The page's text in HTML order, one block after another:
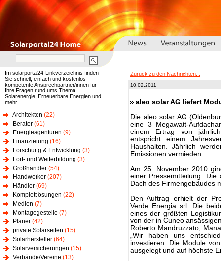
Im solarportal24-Linkverzeichnis finden
Sie schnell, einfach und kostenlos
kompetente Ansprechpartner/innen für
Ihre Fragen rund ums Thema
Solarenergie, Erneuerbare Energien und
mehr.
Architekten (22)
Berater (61)
Energieagenturen (9)
Finanzierung (16)
Forschung & Entwicklung (3)
Fort- und Weiterbildung (3)
Großhändler (54)
Handwerker (207)
Händler (69)
Komplettlösungen (22)
Medien (7)
Montagegestelle (7)
Planer (42)
private Solarseiten (15)
Solarhersteller (64)
Solarversicherungen (15)
Verbände/Vereine (13)
Zurück zu den Nachrichten...
10.02.2011
aleo solar AG liefert
Die aleo solar AG
eine 3 Megawatt-
einem Ertrag von
entspricht einem
Haushalten. Jährlich
Emissionen vermieden.
Am 25. November 2010
einer Pressemitteilung.
Dach des Firmengebäudes
Den Auftrag erhielt der
Verde Energia srl. Die
eines der größten
von der in Cuneo
Roberto Mandruzzato,
„Wir haben uns
investieren. Die Module
ausgelegt und auf höchste